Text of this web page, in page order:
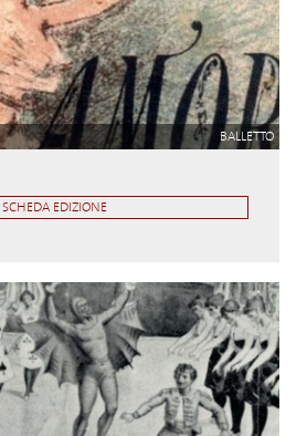
BALLETTO
SCHEDA EDIZIONE